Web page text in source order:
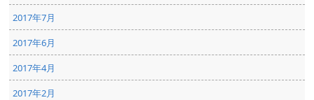
2017年7月
2017年6月
2017年4月
2017年2月